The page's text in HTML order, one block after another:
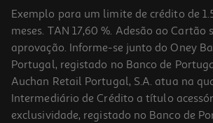
Exemplo para um limite de crédito de
meses. TAN 17,60 %. Adesão ao Cartão
aprovação. Informe-se junto do Oney
Portugal, registado no Banco de
Auchan Retail Portugal, S.A. atua na
Intermediário de Crédito a título
exclusividade, registado no Banco de